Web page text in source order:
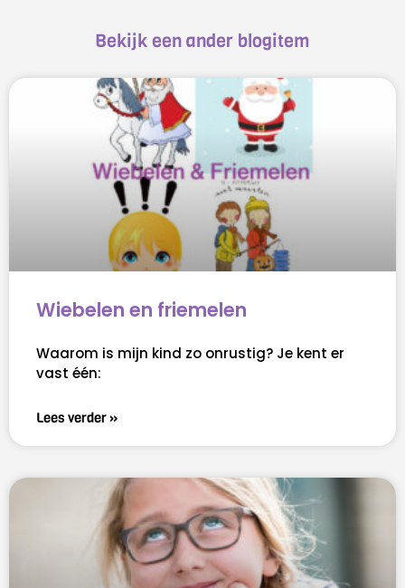
Bekijk een ander blogitem
Wiebelen en friemelen
Waarom is mijn kind zo onrustig? Je kent er
vast één:
Lees verder »